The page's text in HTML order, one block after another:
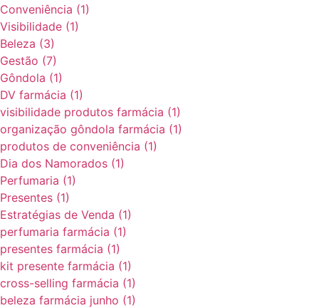
Conveniência (1)
Visibilidade (1)
Beleza (3)
Gestão (7)
Gôndola (1)
DV farmácia (1)
visibilidade produtos farmácia (1)
organização gôndola farmácia (1)
produtos de conveniência (1)
Dia dos Namorados (1)
Perfumaria (1)
Presentes (1)
Estratégias de Venda (1)
perfumaria farmácia (1)
presentes farmácia (1)
kit presente farmácia (1)
cross-selling farmácia (1)
beleza farmácia junho (1)